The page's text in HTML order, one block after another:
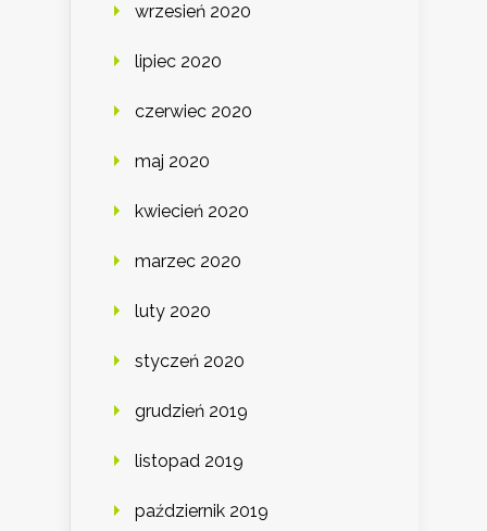
wrzesień 2020
lipiec 2020
czerwiec 2020
maj 2020
kwiecień 2020
marzec 2020
luty 2020
styczeń 2020
grudzień 2019
listopad 2019
październik 2019